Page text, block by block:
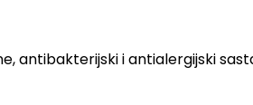
antibakterijski i antialergijski